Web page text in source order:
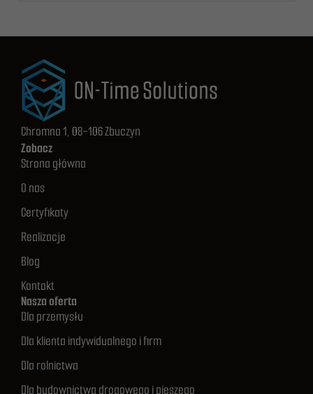
Chromna 1, 08-106 Zbuczyn
Zobacz
Strona główna
O nas
Certyfikaty
Realizacje
Blog
Kontakt
Nasza oferta
Dla przemysłu
Dla klienta indywidualnego i firm
Dla rolnictwa
Dla budownictwa drogowego i pieszego